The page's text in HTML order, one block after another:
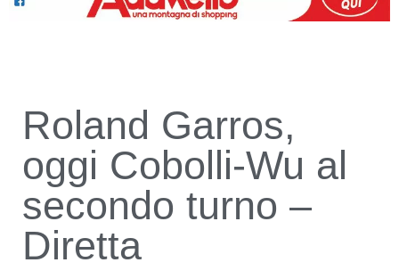
Roland Garros,
oggi Cobolli-Wu al
secondo turno –
Diretta